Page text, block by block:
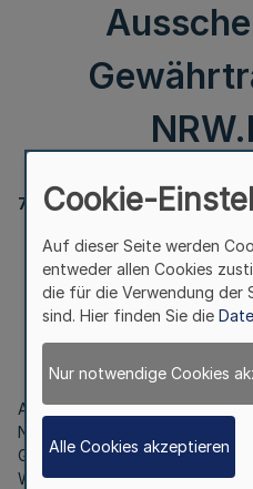
764
Ausscheiden von
Vom 1.
Auf der Grundlage des § 4
NRW.BANK vom 16. März 2004 (
Gesetzes zur Umstrukturierung
Westfalen zur Förderbank des
Cookie-
Auf dieser Seite werden
entweder allen Cookies
die für die Verwendung der
sind. Hier finden Sie die
Nur notwendige Cookies
Alle Cookies akzeptieren